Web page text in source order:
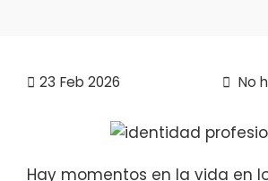
23 Feb 2026 No
Hay momentos en la vida en